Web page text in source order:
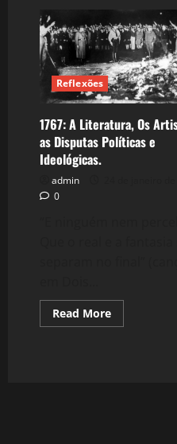
Reflexões
1767: A Literatura, Os
as Disputas Políticas e
Ideológicas.
admin
0
Read MoreRead
more